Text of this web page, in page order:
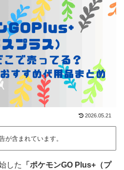
2026.05.21
が含まれています。
した
「ポケモンGO Plus+（プ